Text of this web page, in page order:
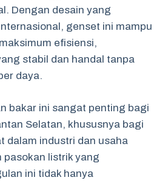
Dengan desain yang
genset ini mampu
efisiensi,
stabil dan handal tanpa
daya.
bakar ini sangat penting bagi
Selatan, khususnya bagi
dalam industri dan usaha
listrik yang
ini tidak hanya